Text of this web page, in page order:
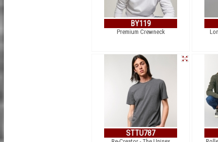
BY119
Premium Crewneck
STTU787